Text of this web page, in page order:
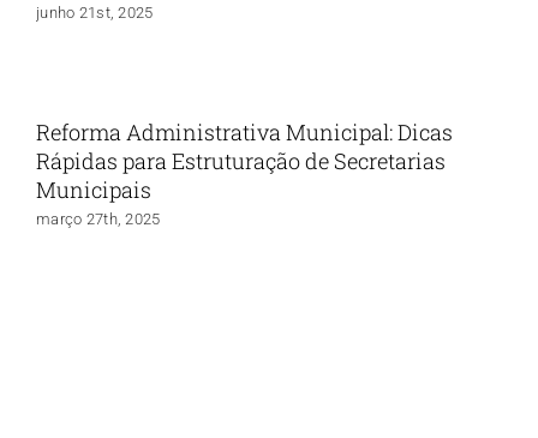
junho 21st, 2025
Reforma Administrativa Municipal: Dicas
Rápidas para Estruturação de Secretarias
Municipais
março 27th, 2025